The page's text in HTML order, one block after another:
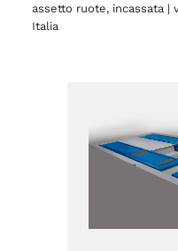
assetto ruote, incassata |
Italia